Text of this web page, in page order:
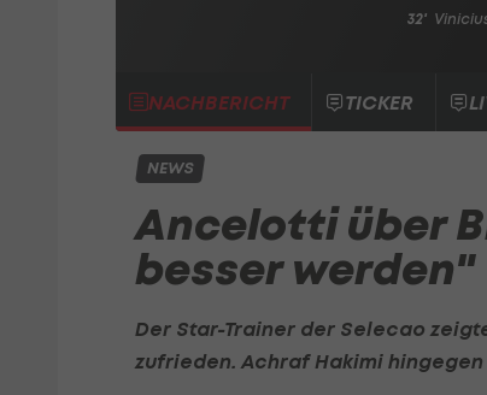
32'
NACHBERICHT TICKER
NEWS
Ancelotti über
besser werden"
Der Star-Trainer der Selecao
zufrieden. Achraf Hakimi hingegen